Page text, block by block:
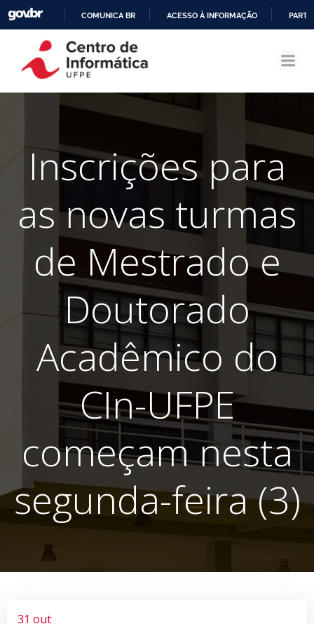
CONTEÚDO
COMUNICA BR ACESSO À INFORMAÇÃO
Inscrições para
as novas turmas
de Mestrado e
Doutorado
Acadêmico do
CIn-UFPE
começam nesta
segunda-feira (3)
31 out